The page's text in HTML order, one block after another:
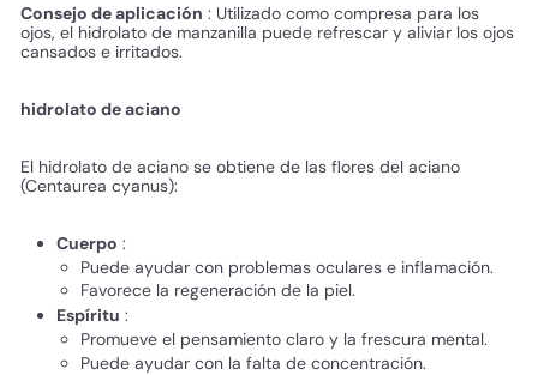
Consejo de aplicación : Utilizado como compresa para los
ojos, el hidrolato de manzanilla puede refrescar y aliviar los ojos
cansados ​​e irritados.
hidrolato de aciano
El hidrolato de aciano se obtiene de las flores del aciano
(Centaurea cyanus):
Cuerpo :
Puede ayudar con problemas oculares e inflamación.
Favorece la regeneración de la piel.
Espíritu :
Promueve el pensamiento claro y la frescura mental.
Puede ayudar con la falta de concentración.